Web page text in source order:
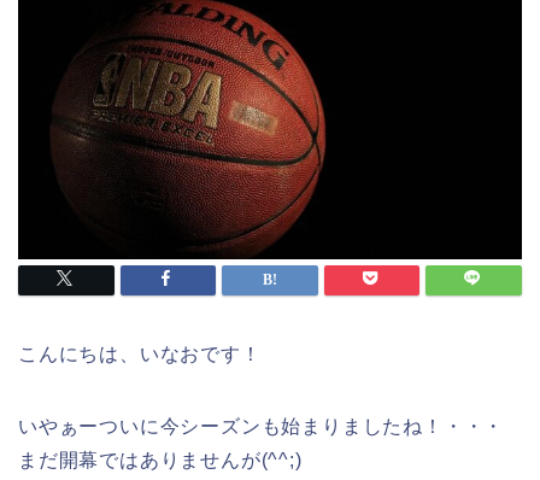
こんにちは、いなおです！
いやぁーついに今シーズンも始まりましたね！・・・
まだ開幕ではありませんが(^^;)